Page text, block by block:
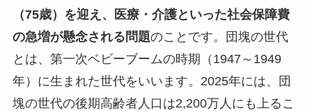
（75歳）を迎え、医療・介護といった社会保障費
の急増が懸念される問題のことです。団塊の世代
とは、第一次ベビーブームの時期（1947～1949
年）に生まれた世代をいいます。2025年には、団
塊の世代の後期高齢者人口は2,200万人にも上るこ